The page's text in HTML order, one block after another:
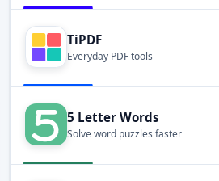
TiPDF
Everyday PDF tools
5 Letter Words
Solve word puzzles faster